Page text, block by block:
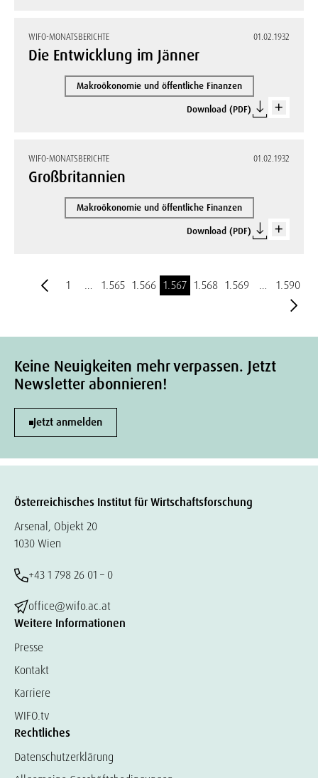
WIFO-MONATSBERICHTE 01.02.1932
Die Entwicklung im Jänner
Makroökonomie und öffentliche Finanzen
Download (PDF)
WIFO-MONATSBERICHTE 01.02.1932
Großbritannien
Makroökonomie und öffentliche Finanzen
Download (PDF)
1 … 1.565 1.566 1.567 1.568 1.569 … 1.590
Keine Neuigkeiten mehr verpassen. Jetzt
Newsletter abonnieren!
Jetzt anmelden
Österreichisches Institut für Wirtschaftsforschung
Arsenal, Objekt 20
1030 Wien
+43 1 798 26 01 – 0
office@wifo.ac.at
Weitere Informationen
Presse
Kontakt
Karriere
WIFO.tv
Rechtliches
Datenschutzerklärung